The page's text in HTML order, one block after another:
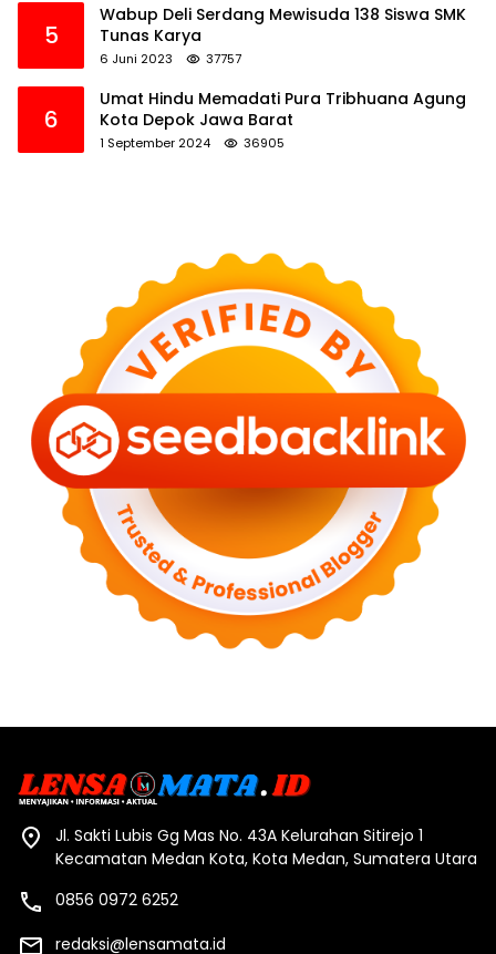
5
Wabup Deli Serdang Mewisuda 138 Siswa SMK
Tunas Karya
6 Juni 2023 37757
6
Umat Hindu Memadati Pura Tribhuana Agung
Kota Depok Jawa Barat
1 September 2024 36905
Jl. Sakti Lubis Gg Mas No. 43A Kelurahan Sitirejo 1
Kecamatan Medan Kota, Kota Medan, Sumatera Utara
0856 0972 6252
redaksi@lensamata.id